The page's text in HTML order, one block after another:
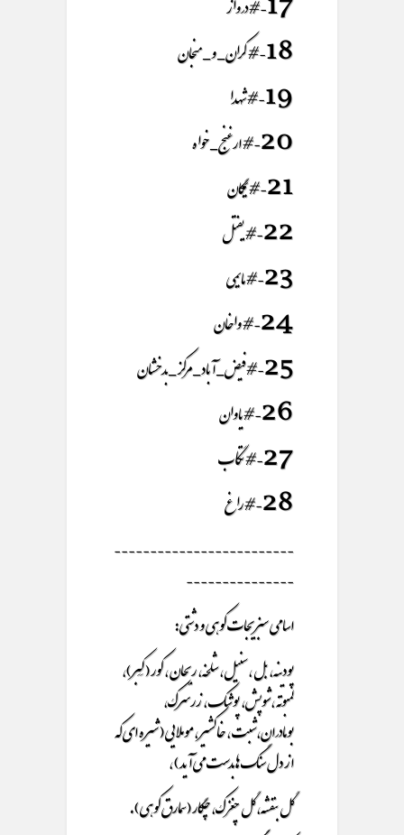
18- #کران_و_منجان
19- #شهدا
20- #ارغنج_خواه
21- #یمگان
22- #یفتل
23- #مایمی
24- #واخان
25- #فیض_آباد_مرکز_بدخشان
26- #یاوان
27- #تگاب
28- #راغ
-------------------------
---------------
اسامی سبزیجات کوهی و دشتی:
پودینه، بل ، سنیل، شلخه، ریحان ، کور ( کَبَر )،
لمبوته ،شوپش، پوشک، زرسرک،
بومادران،شبت، خاکشیر ، موملایی ( شیره ای که
از دل سنگ ها بدست می آید ) ،
گل بنفشه، گل چغزک، چگار ( سمارق کوهی ).